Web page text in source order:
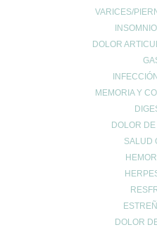
VARICES/
DOLOR
MEMORIA Y
DOLOR
SALUD
DOLOR
622904490
De Lunes a Viernes